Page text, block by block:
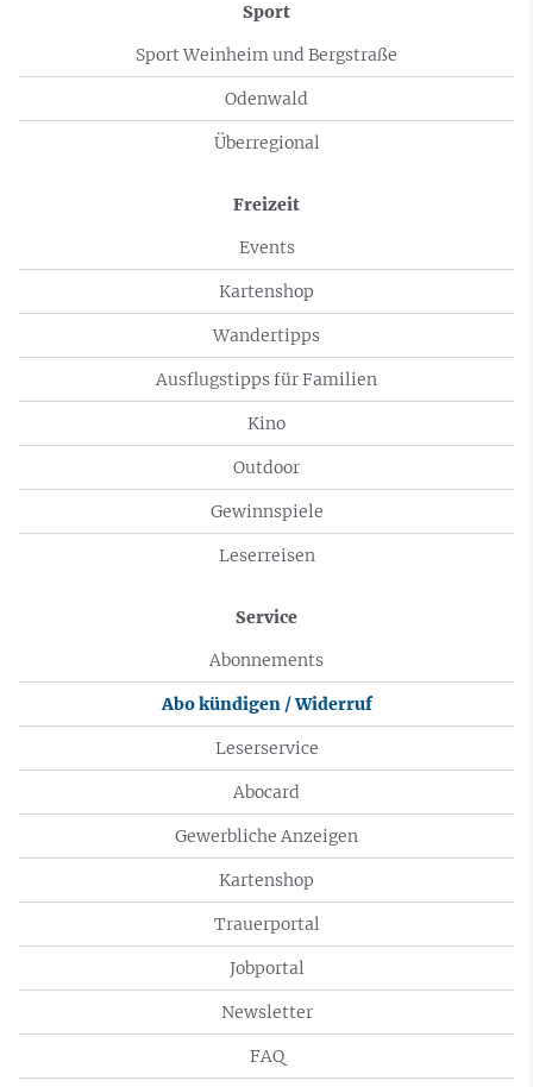
Sport
Sport Weinheim und Bergstraße
Odenwald
Überregional
Freizeit
Events
Kartenshop
Wandertipps
Ausflugstipps für Familien
Kino
Outdoor
Gewinnspiele
Leserreisen
Service
Abonnements
Abo kündigen / Widerruf
Leserservice
Abocard
Gewerbliche Anzeigen
Kartenshop
Trauerportal
Jobportal
Newsletter
FAQ